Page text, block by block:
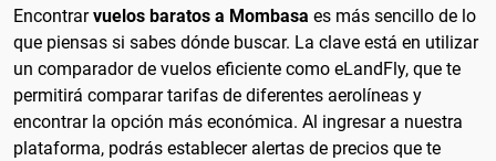
Encontrarvuelos baratos a Mombasa es más sencillo de lo
que piensas si sabes dónde buscar. La clave está en utilizar
un comparador de vuelos eficiente como eLandFly, que te
permitirá comparar tarifas de diferentes aerolíneas y
encontrar la opción más económica. Al ingresar a nuestra
plataforma, podrás establecer alertas de precios que te